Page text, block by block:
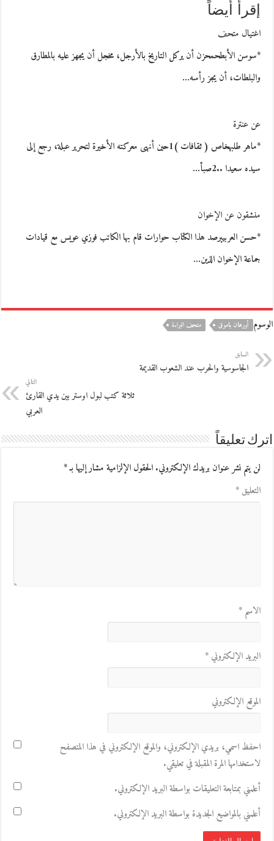
إقرأ أيضاً
اغتيال متحف
*سوسن الأبطحمحزن أن يركل التاريخ بالأرجل، مخجل أن يجهز عليه بالمطارق
والبلطات، أن يجز رأسه…
عن عنترة
*ماهر طلبهخاص ( ثقافات )1حين أنهى معركته الأخيرة لتحرير عبلة، رجع إلى
سيده سعيدا ..2صبأ…
منشقون عن الإخوان
*حسن العربييرصد هذا الكتاب حوارات قام بها الكاتب فوزي عويس مع قيادات
جماعة الإخوان الذين…
الوسوم أورهان باموق متحف البراءة
السابق
الجاسوسية والحرب عند الشعوب القديمة
التالي
ثلاثة كتب لبول اوستر بين يدي القارئ
العربي
اترك تعليقاً
لن يتم نشر عنوان بريدك الإلكتروني.الحقول الإلزامية مشار إليها بـ*
التعليق*
الاسم*
البريد الإلكتروني*
الموقع الإلكتروني
احفظ اسمي، بريدي الإلكتروني، والموقع الإلكتروني في هذا المتصفح
لاستخدامها المرة المقبلة في تعليقي.
أعلمني بمتابعة التعليقات بواسطة البريد الإلكتروني.
أعلمني بالمواضيع الجديدة بواسطة البريد الإلكتروني.